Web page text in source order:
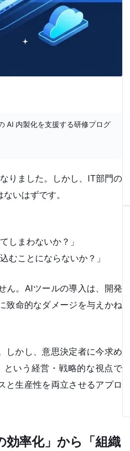
AI 内製化を支援する研修プログ
りました。しかし、IT部門の
いはずです。
しまわないか？」
むことにならないか？」
ん。AIツールの導入は、開発
致命的なダメージを与えかね
しかし、意思決定者に今求め
いう経営・戦略的な視点で
と生産性を両立させるアプロ
率化」から「組織